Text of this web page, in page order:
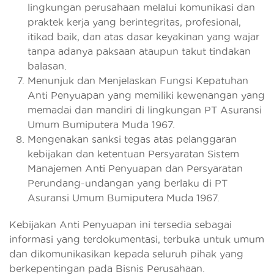
lingkungan perusahaan melalui komunikasi dan
praktek kerja yang berintegritas, profesional,
itikad baik, dan atas dasar keyakinan yang wajar
tanpa adanya paksaan ataupun takut tindakan
balasan.
Menunjuk dan Menjelaskan Fungsi Kepatuhan
Anti Penyuapan yang memiliki kewenangan yang
memadai dan mandiri di lingkungan PT Asuransi
Umum Bumiputera Muda 1967.
Mengenakan sanksi tegas atas pelanggaran
kebijakan dan ketentuan Persyaratan Sistem
Manajemen Anti Penyuapan dan Persyaratan
Perundang-undangan yang berlaku di PT
Asuransi Umum Bumiputera Muda 1967.
Kebijakan Anti Penyuapan ini tersedia sebagai
informasi yang terdokumentasi, terbuka untuk umum
dan dikomunikasikan kepada seluruh pihak yang
berkepentingan pada Bisnis Perusahaan.